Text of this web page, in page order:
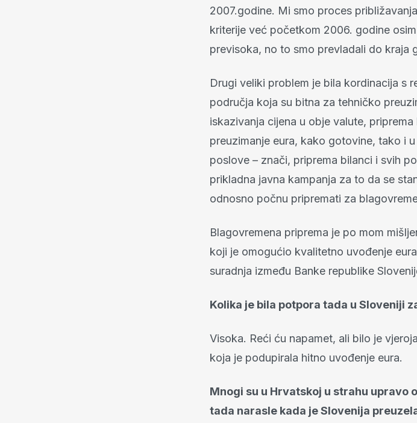
2007.godine. Mi smo proces
kriterije već početkom 2006. godine
previsoka, no to smo prevladali do kraja
Drugi veliki problem je bila kordinacija s
područja koja su bitna za tehničko
iskazivanja cijena u obje valute,
preuzimanje eura, kako gotovine, tako i
poslove – znači, priprema bilanci i svih
prikladna javna kampanja za to da se
odnosno počnu pripremati za
Blagovremena priprema je po mom
koji je omogućio kvalitetno uvođenje
suradnja između Banke republike
Kolika je bila potpora tada u Sloveniji
Visoka. Reći ću napamet, ali bilo je
koja je podupirala hitno uvođenje eura.
Mnogi su u Hrvatskoj u strahu upravo
tada narasle kada je Slovenija